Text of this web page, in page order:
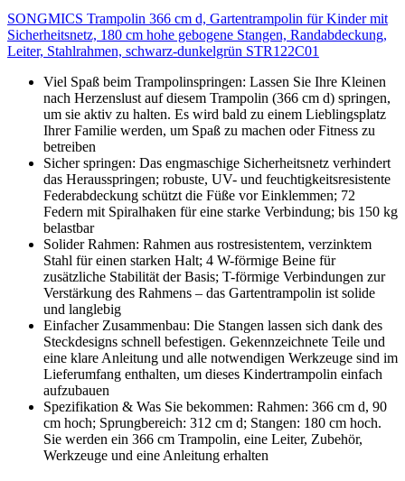
SONGMICS Trampolin 366 cm d, Gartentrampolin für Kinder mit
Sicherheitsnetz, 180 cm hohe gebogene Stangen, Randabdeckung,
Leiter, Stahlrahmen, schwarz-dunkelgrün STR122C01
Viel Spaß beim Trampolinspringen: Lassen Sie Ihre Kleinen
nach Herzenslust auf diesem Trampolin (366 cm d) springen,
um sie aktiv zu halten. Es wird bald zu einem Lieblingsplatz
Ihrer Familie werden, um Spaß zu machen oder Fitness zu
betreiben
Sicher springen: Das engmaschige Sicherheitsnetz verhindert
das Herausspringen; robuste, UV- und feuchtigkeitsresistente
Federabdeckung schützt die Füße vor Einklemmen; 72
Federn mit Spiralhaken für eine starke Verbindung; bis 150 kg
belastbar
Solider Rahmen: Rahmen aus rostresistentem, verzinktem
Stahl für einen starken Halt; 4 W-förmige Beine für
zusätzliche Stabilität der Basis; T-förmige Verbindungen zur
Verstärkung des Rahmens – das Gartentrampolin ist solide
und langlebig
Einfacher Zusammenbau: Die Stangen lassen sich dank des
Steckdesigns schnell befestigen. Gekennzeichnete Teile und
eine klare Anleitung und alle notwendigen Werkzeuge sind im
Lieferumfang enthalten, um dieses Kindertrampolin einfach
aufzubauen
Spezifikation & Was Sie bekommen: Rahmen: 366 cm d, 90
cm hoch; Sprungbereich: 312 cm d; Stangen: 180 cm hoch.
Sie werden ein 366 cm Trampolin, eine Leiter, Zubehör,
Werkzeuge und eine Anleitung erhalten